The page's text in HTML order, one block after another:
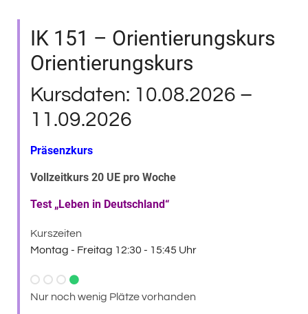
IK 151 – Orientierungskurs
Orientierungskurs
Kursdaten: 10.08.2026 –
11.09.2026
Präsenzkurs
Vollzeitkurs 20 UE pro Woche
Test „Leben in Deutschland“
Kurszeiten
Montag - Freitag 12:30 - 15:45 Uhr
Nur noch wenig Plätze vorhanden